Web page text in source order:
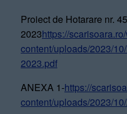
Proiect de Hotarare nr.
2023https://
content/uploads/2023/
2023.pdf
ANEXA 1-https://
content/uploads/2023/